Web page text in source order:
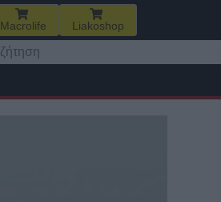
Macrolife Liakoshop
για: